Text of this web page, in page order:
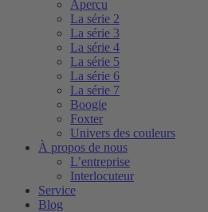
Aperçu
La série 2
La série 3
La série 4
La série 5
La série 6
La série 7
Boogie
Foxter
Univers des couleurs
À propos de nous
L’entreprise
Interlocuteur
Service
Blog